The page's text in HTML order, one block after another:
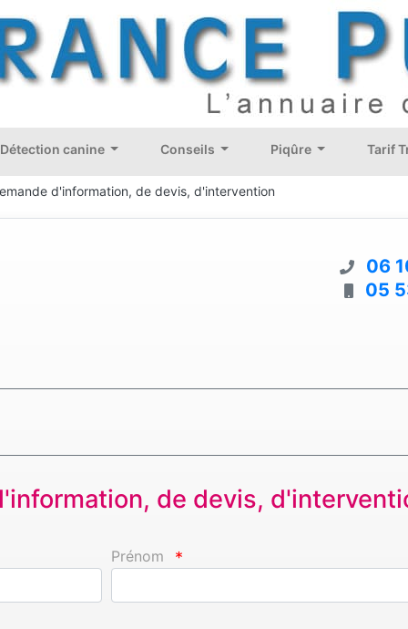
Détection canine Conseils Piqûre Tarif
d'information, de devis, d'intervention
06
05
de devis,
Prénom *